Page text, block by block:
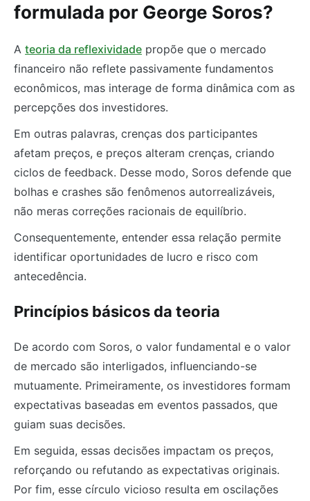
formulada por George Soros?
A teoria da reflexividade propõe que o mercado
financeiro não reflete passivamente fundamentos
econômicos, mas interage de forma dinâmica com as
percepções dos investidores.
Em outras palavras, crenças dos participantes
afetam preços, e preços alteram crenças, criando
ciclos de feedback. Desse modo, Soros defende que
bolhas e crashes são fenômenos autorrealizáveis,
não meras correções racionais de equilíbrio.
Consequentemente, entender essa relação permite
identificar oportunidades de lucro e risco com
antecedência.
Princípios básicos da teoria
De acordo com Soros, o valor fundamental e o valor
de mercado são interligados, influenciando-se
mutuamente. Primeiramente, os investidores formam
expectativas baseadas em eventos passados, que
guiam suas decisões.
Em seguida, essas decisões impactam os preços,
reforçando ou refutando as expectativas originais.
Por fim, esse círculo vicioso resulta em oscilações